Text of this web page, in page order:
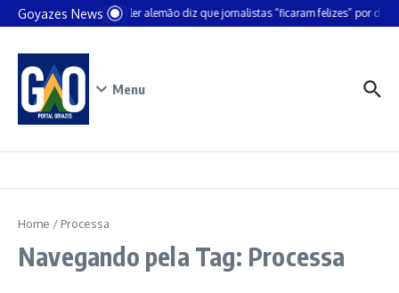
Ir para o conteúdo
Goyazes NewsChanceler alemão diz que jornalistas “ficaram felizes” por
Menu
Home / Processa
Navegando pela Tag: Processa